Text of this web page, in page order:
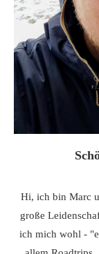
Hi, ich bin Marc
große
ich mich wohl -